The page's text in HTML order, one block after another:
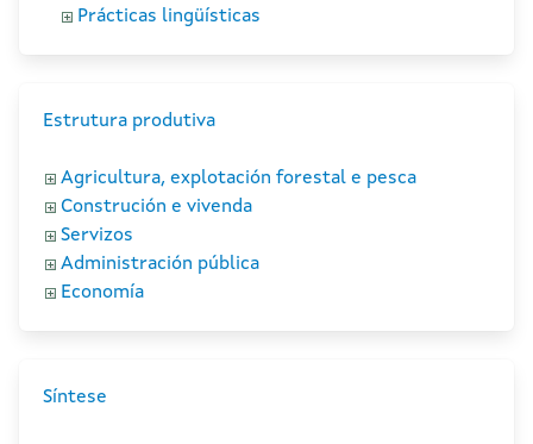
Prácticas lingüísticas
Estrutura produtiva
Agricultura, explotación forestal e pesca
Construción e vivenda
Servizos
Administración pública
Economía
Síntese